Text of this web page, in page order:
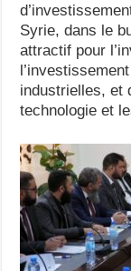
Syrie, dans le
attractif pour
industrielles, et
technologie et